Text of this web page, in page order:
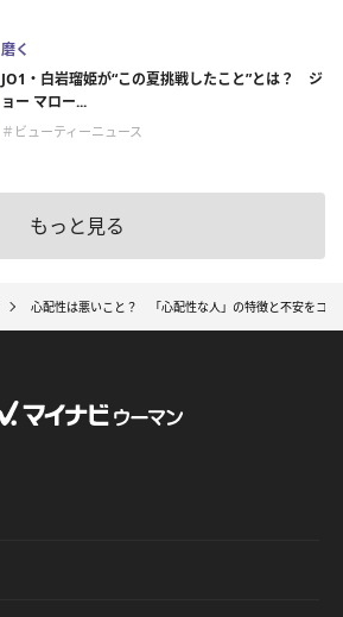
磨く
JO1・白岩瑠姫が“この夏挑戦したこと”とは？ ジ
ョー マロー...
＃ビューティーニュース
もっと見る
心配性は悪いこと？ 「心配性な人」の特徴と不安をコン